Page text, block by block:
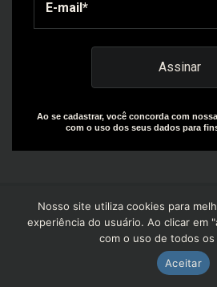
Ao se cadastrar, você concorda com
com o uso dos seus dados para
Copyright© 2025 | Design by: The
Powered by: R+W
Nosso site utiliza cookies para
experiência do usuário. Ao clicar em
com o uso de todos os
Aceitar